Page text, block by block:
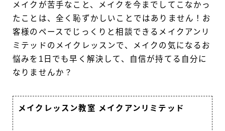
メイクが苦手なこと、メイクを今までしてこなかっ
たことは、全く恥ずかしいことではありません！お
客様のペースでじっくりと相談できるメイクアンリ
ミテッドのメイクレッスンで、メイクの気になるお
悩みを1日でも早く解決して、自信が持てる自分に
なりませんか？
メイクレッスン教室 メイクアンリミテッド